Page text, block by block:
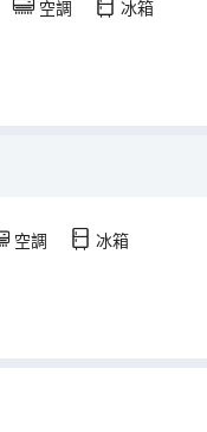
空調 冰箱
空調 冰箱